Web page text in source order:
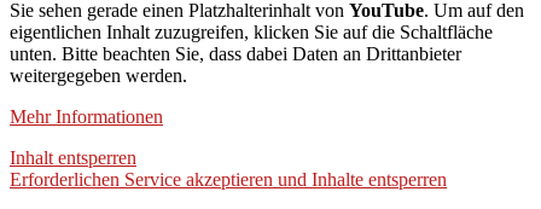
Sie sehen gerade einen Platzhalterinhalt von YouTube. Um auf den
eigentlichen Inhalt zuzugreifen, klicken Sie auf die Schaltfläche
unten. Bitte beachten Sie, dass dabei Daten an Drittanbieter
weitergegeben werden.
Mehr Informationen
Inhalt entsperren
Erforderlichen Service akzeptieren und Inhalte entsperren